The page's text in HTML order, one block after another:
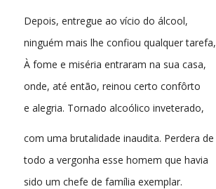
Depois, entregue ao vício do álcool,
ninguém mais lhe confiou qualquer tarefa,
À fome e miséria entraram na sua casa,
onde, até então, reinou certo confôrto
e alegria. Tornado alcoólico inveterado,
com uma brutalidade inaudita. Perdera de
todo a vergonha esse homem que havia
sido um chefe de família exemplar.